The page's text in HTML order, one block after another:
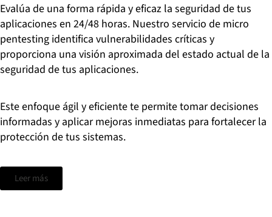
Evalúa de una forma rápida y eficaz la seguridad de tus
aplicaciones en 24/48 horas. Nuestro servicio de micro
pentesting identifica vulnerabilidades críticas y
proporciona una visión aproximada del estado actual de la
seguridad de tus aplicaciones.
Este enfoque ágil y eficiente te permite tomar decisiones
informadas y aplicar mejoras inmediatas para fortalecer la
protección de tus sistemas.
Leer más